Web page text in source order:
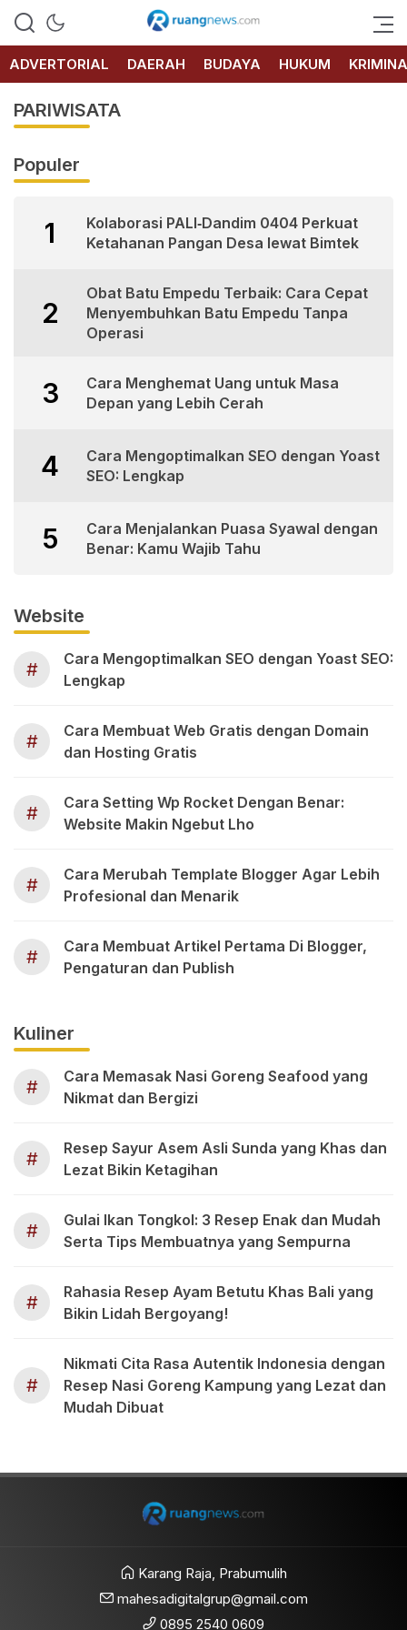
RUANG
NEWS
ADVERTORIAL
DAERAH BUDAYA HUKUM
PARIWISATA
Populer
1
Kolaborasi PALI‑Dandim 0404 Perkuat
Ketahanan Pangan Desa lewat Bimtek
2
Obat Batu Empedu Terbaik: Cara Cepat
Menyembuhkan Batu Empedu Tanpa
Operasi
3
Cara Menghemat Uang untuk Masa
Depan yang Lebih Cerah
4
Cara Mengoptimalkan SEO dengan Yoast
SEO: Lengkap
5
Cara Menjalankan Puasa Syawal dengan
Benar: Kamu Wajib Tahu
Website
#
Cara Mengoptimalkan SEO dengan Yoast SEO:
Lengkap
#
Cara Membuat Web Gratis dengan Domain
dan Hosting Gratis
#
Cara Setting Wp Rocket Dengan Benar:
Website Makin Ngebut Lho
#
Cara Merubah Template Blogger Agar Lebih
Profesional dan Menarik
#
Cara Membuat Artikel Pertama Di Blogger,
Pengaturan dan Publish
Kuliner
#
Cara Memasak Nasi Goreng Seafood yang
Nikmat dan Bergizi
#
Resep Sayur Asem Asli Sunda yang Khas dan
Lezat Bikin Ketagihan
#
Gulai Ikan Tongkol: 3 Resep Enak dan Mudah
Serta Tips Membuatnya yang Sempurna
#
Rahasia Resep Ayam Betutu Khas Bali yang
Bikin Lidah Bergoyang!
#
Nikmati Cita Rasa Autentik Indonesia dengan
Resep Nasi Goreng Kampung yang Lezat dan
Mudah Dibuat
Karang Raja, Prabumulih
mahesadigitalgrup@gmail.com
0895 2540 0609